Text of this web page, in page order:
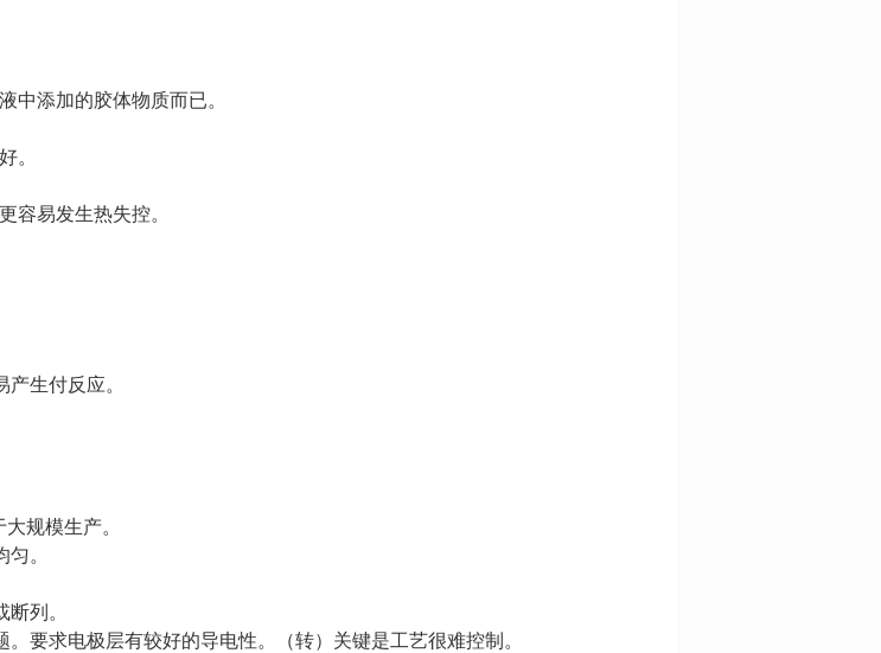
中添加的胶体物质而已。
。
容易发生热失控。
生付反应。
规模生产。
。
列。
要求电极层有较好的导电性。（转）关键是工艺很难控制。